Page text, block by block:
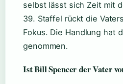
selbst lässt sich Zeit mit
39. Staffel rückt die
Fokus. Die Handlung hat
genommen.
Ist Bill Spencer der Vater